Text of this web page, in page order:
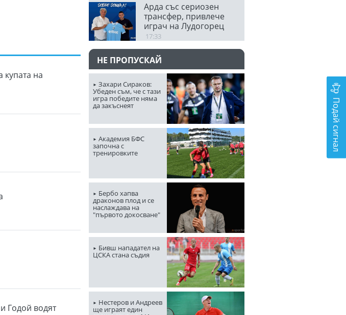
купата на
Годой водят
Арда със сериозен
трансфер, привлече
играч на Лудогорец
17:33
НЕ ПРОПУСКАЙ
Захари Сираков:
Убеден съм, че с тази
игра победите няма
да закъснеят
Академия БФС
започна с
тренировките
Бербо хапва
драконов плод и се
наслаждава на
"първото докосване"
Бивш нападател на
ЦСКА стана съдия
Нестеров и Андреев
ще играят един
Подай сигнал